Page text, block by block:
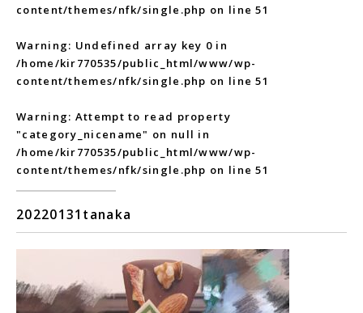
content/themes/nfk/single.php on line51
Warning: Undefined array key 0 in
/home/kir770535/public_html/www/wp-
content/themes/nfk/single.php on line51
Warning: Attempt to read property
"category_nicename" on null in
/home/kir770535/public_html/www/wp-
content/themes/nfk/single.php on line51
20220131tanaka